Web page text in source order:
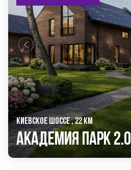
КИЕВСКОЕ ШОССЕ , 22 КМ
Академия Парк 2.0